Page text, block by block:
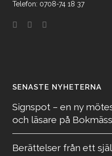
Telefon: 0708-74 18 37
SENASTE NYHETERNA
Signspot – en ny
och läsare på
Berättelser från ett